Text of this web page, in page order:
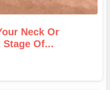
Neck Or
Of...